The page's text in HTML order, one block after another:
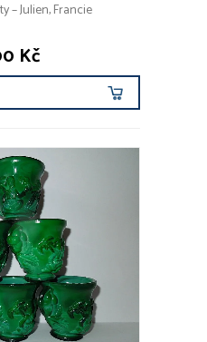
– Julien, Francie
Kč